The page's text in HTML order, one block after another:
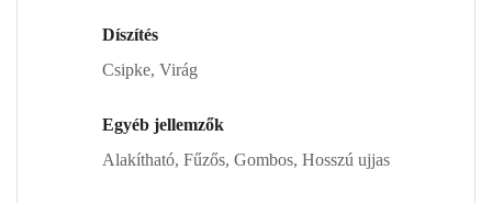
Díszítés
Csipke, Virág
Egyéb jellemzők
Alakítható, Fűzős, Gombos, Hosszú ujjas